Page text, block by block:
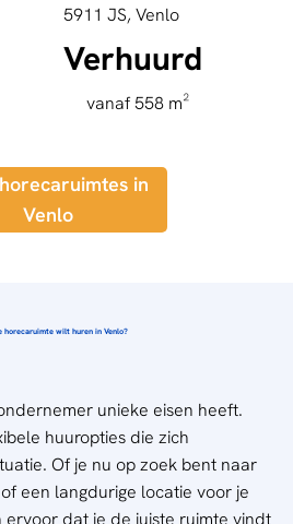
5911 JS, Venlo
Verhuurd
vanaf 558 m²
in
Venlo
wilt huren in Venlo?
unieke eisen heeft.
huuropties die zich
Of je nu op zoek bent naar
een langdurige locatie voor je
ervoor dat je de juiste ruimte vindt